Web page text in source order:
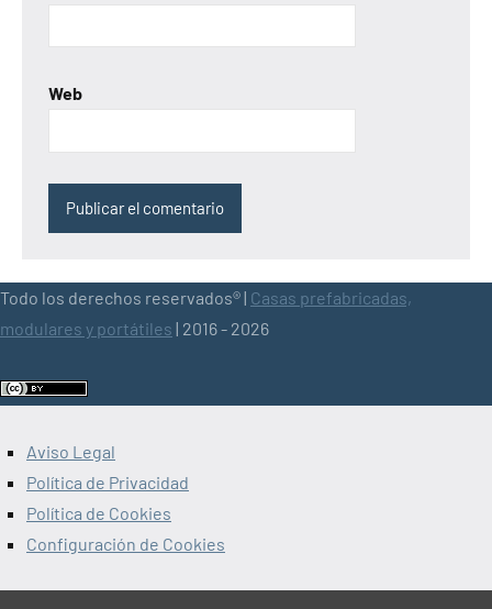
Web
Todo los derechos reservados® | Casas prefabricadas,
modulares y portátiles | 2016 - 2026
Aviso Legal
Política de Privacidad
Política de Cookies
Configuración de Cookies